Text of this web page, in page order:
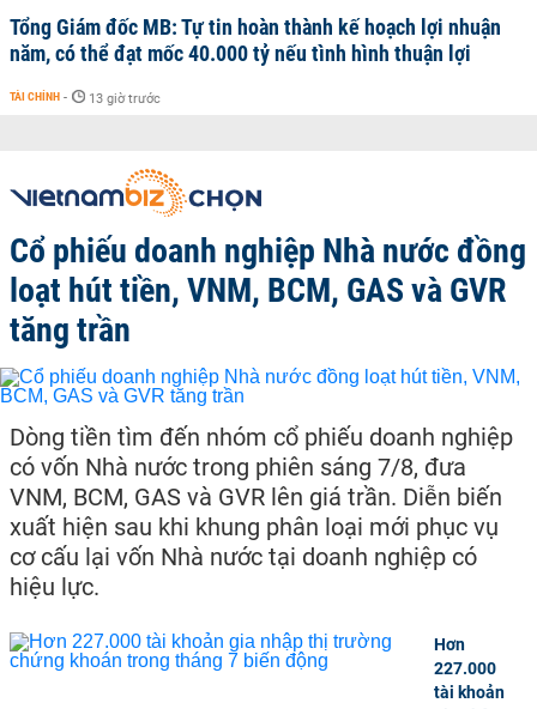
Tổng Giám đốc MB: Tự tin hoàn thành kế hoạch lợi nhuận
năm, có thể đạt mốc 40.000 tỷ nếu tình hình thuận lợi
TÀI CHÍNH - 13 giờ trước
Cổ phiếu doanh nghiệp Nhà nước đồng
loạt hút tiền, VNM, BCM, GAS và GVR
tăng trần
Dòng tiền tìm đến nhóm cổ phiếu doanh nghiệp
có vốn Nhà nước trong phiên sáng 7/8, đưa
VNM, BCM, GAS và GVR lên giá trần. Diễn biến
xuất hiện sau khi khung phân loại mới phục vụ
cơ cấu lại vốn Nhà nước tại doanh nghiệp có
hiệu lực.
Hơn
227.000
tài khoản